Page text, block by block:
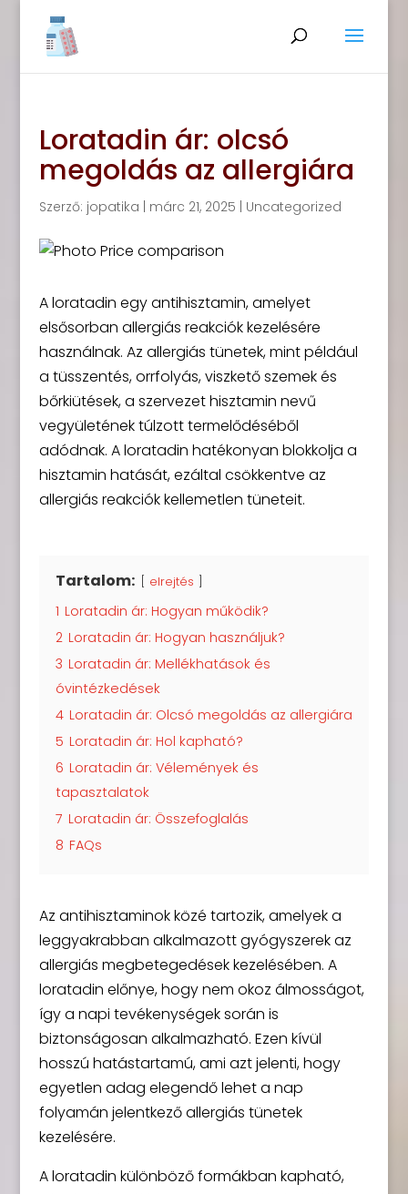
Loratadin ár: olcsó
megoldás az allergiára
Szerző: jopatika márc 21, 2025 Uncategorized
A loratadin egy antihisztamin, amelyet
elsősorban allergiás reakciók kezelésére
használnak. Az allergiás tünetek, mint például
a tüsszentés, orrfolyás, viszkető szemek és
bőrkiütések, a szervezet hisztamin nevű
vegyületének túlzott termelődéséből
adódnak. A loratadin hatékonyan blokkolja a
hisztamin hatását, ezáltal csökkentve az
allergiás reakciók kellemetlen tüneteit.
Tartalom: elrejtés
1 Loratadin ár: Hogyan működik?
2 Loratadin ár: Hogyan használjuk?
3 Loratadin ár: Mellékhatások és
óvintézkedések
4 Loratadin ár: Olcsó megoldás az allergiára
5 Loratadin ár: Hol kapható?
6 Loratadin ár: Vélemények és
tapasztalatok
7 Loratadin ár: Összefoglalás
8 FAQs
Az antihisztaminok közé tartozik, amelyek a
leggyakrabban alkalmazott gyógyszerek az
allergiás megbetegedések kezelésében. A
loratadin előnye, hogy nem okoz álmosságot,
így a napi tevékenységek során is
biztonságosan alkalmazható. Ezen kívül
hosszú hatástartamú, ami azt jelenti, hogy
egyetlen adag elegendő lehet a nap
folyamán jelentkező allergiás tünetek
kezelésére.
A loratadin különböző formákban kapható,